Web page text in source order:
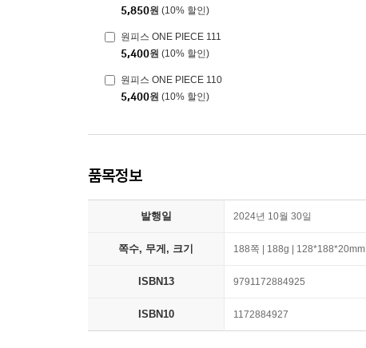
5,850원 (10% 할인)
원피스 ONE PIECE 111
5,400원 (10% 할인)
원피스 ONE PIECE 110
5,400원 (10% 할인)
품목정보
발행일 2024년 10월 30일
쪽수, 무게, 크기 188쪽 | 188g | 128*188*20mm
ISBN13 9791172884925
ISBN10 1172884927